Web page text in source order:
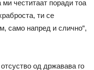
честитаат поради тоа
ти се
само напред и слично“,
од државава го